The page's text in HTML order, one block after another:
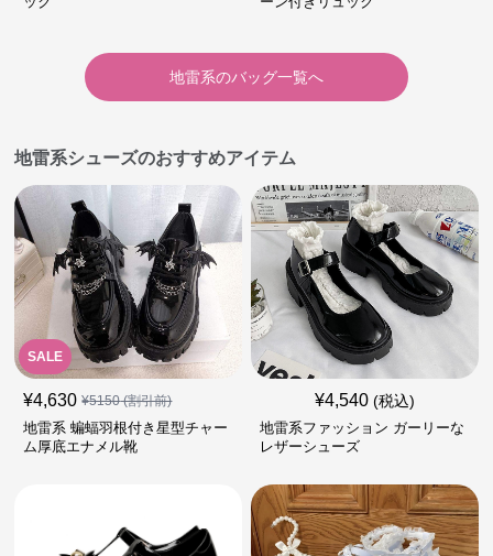
地雷系のバッグ一覧へ
地雷系シューズのおすすめアイテム
SALE
¥4,630 ¥5150(割引前)
地雷系 蝙蝠羽根付き星型チャー
ム厚底エナメル靴
¥4,540 (税込)
地雷系ファッション ガーリーな
レザーシューズ